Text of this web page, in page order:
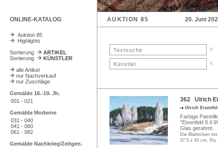
ONLINE-KATALOG AUKTION 85 20. Juni
Auktion 85
Highlights
Sortierung
ARTIKEL
Sortierung
KÜNSTLER
alle Artikel
nur Nachverkauf
nur Zuschläge
Gemälde 16.-19. Jh.
001 - 021
Gemälde Moderne
031 - 040
041 - 060
061 - 082
Gemälde Nachkrieg/Zeitgen.
x
x
362 Ulrich
Ulrich
Farbige
"Eisenfeld
Glas gerahmt.
Die Blattecken
37,5 x 45 cm,